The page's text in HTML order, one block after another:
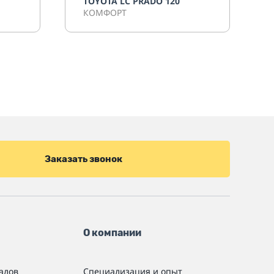
КОМФОРТ
Заказать звонок
О компании
Специализация и опыт